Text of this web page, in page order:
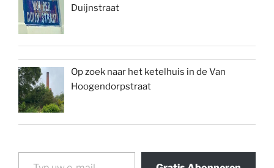
Duijnstraat
Op zoek naar het ketelhuis in de Van
Hoogendorpstraat
Typ uw e-mail...